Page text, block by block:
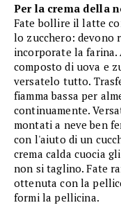
Per la crema della
Fate bollire il latte
lo zucchero: devono
incorporate la farina.
composto di uova e
versatelo tutto.
fiamma bassa per
continuamente.
montati a neve ben
con l'aiuto di un
crema calda cuocia
non si taglino. Fate
ottenuta con la
formi la pellicina.